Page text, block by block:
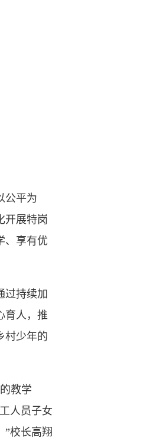
公平为
开展特岗
、享有优
过持续加
育人，推
村少年的
教学
人员子女
”校长高翔